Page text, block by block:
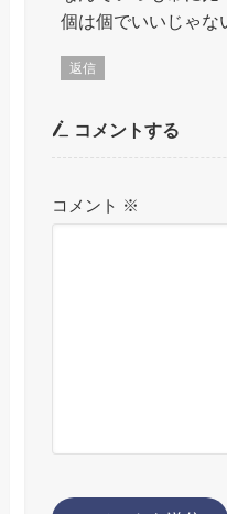
個は個でいいじゃな
返信
コメントする
コメント ※